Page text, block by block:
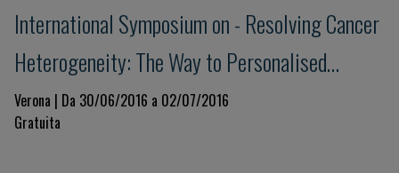
International Symposium on - Resolving Cancer
Heterogeneity: The Way to Personalised
Medicine
Verona | Da 30/06/2016 a 02/07/2016
Gratuita